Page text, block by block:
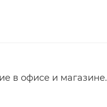
в офисе и магазине.